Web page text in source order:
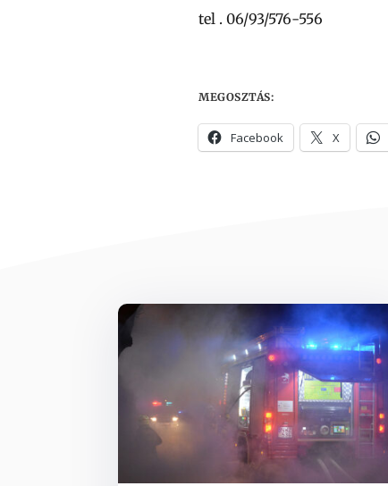
tel . 06/93/576-556
MEGOSZTÁS:
Facebook X